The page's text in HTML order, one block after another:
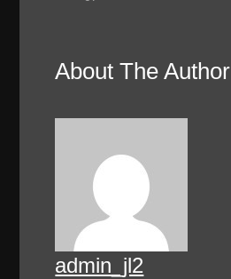
About The Author
admin_jl2